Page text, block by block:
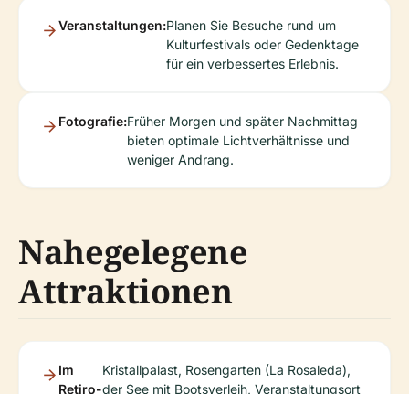
Veranstaltungen:Planen Sie Besuche rund um
Kulturfestivals oder Gedenktage
für ein verbessertes Erlebnis.
Fotografie:Früher Morgen und später Nachmittag
bieten optimale Lichtverhältnisse und
weniger Andrang.
Nahegelegene
Attraktionen
Im
Retiro-
Kristallpalast, Rosengarten (La Rosaleda),
der See mit Bootsverleih, Veranstaltungsort